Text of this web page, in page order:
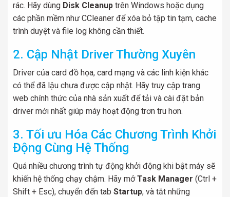
rác. Hãy dùng Disk Cleanup trên Windows hoặc dụng
các phần mềm như CCleaner để xóa bỏ tập tin tạm, cache
trình duyệt và file log không cần thiết.
2. Cập Nhật Driver Thường Xuyên
Driver của card đồ họa, card mạng và các linh kiện khác
có thể đã lậu chưa được cập nhật. Hãy truy cập trang
web chính thức của nhà sản xuất để tải và cài đặt bản
driver mới nhất giúp máy hoạt động trơn tru hơn.
3. Tối ưu Hóa Các Chương Trình Khởi
Động Cùng Hệ Thống
Quá nhiều chương trình tự động khởi động khi bật máy sẽ
khiến hệ thống chạy chậm. Hãy mởTask Manager (Ctrl +
Shift + Esc), chuyển đến tab Startup, và tắt những